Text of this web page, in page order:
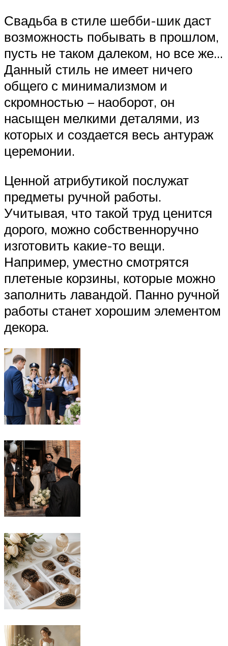
Свадьба в стиле шебби-шик даст
возможность побывать в прошлом,
пусть не таком далеком, но все же…
Данный стиль не имеет ничего
общего с минимализмом и
скромностью – наоборот, он
насыщен мелкими деталями, из
которых и создается весь антураж
церемонии.
Ценной атрибутикой послужат
предметы ручной работы.
Учитывая, что такой труд ценится
дорого, можно собственноручно
изготовить какие-то вещи.
Например, уместно смотрятся
плетеные корзины, которые можно
заполнить лавандой. Панно ручной
работы станет хорошим элементом
декора.